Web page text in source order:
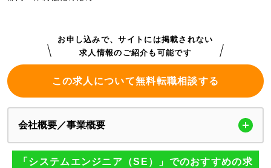
お申し込みで、サイトには掲載されない
求人情報のご紹介も可能です
この求人について無料転職相談する
会社概要／事業概要
「システムエンジニア（SE）」でのおすすめの求